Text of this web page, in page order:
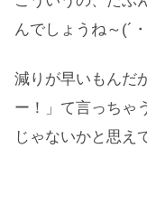
んでしょうね～(´
減りが早いもんだ
ー！」て言っちゃ
じゃないかと思